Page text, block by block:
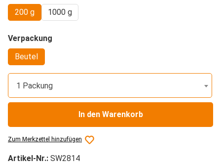
200 g
1000 g
Verpackung
Beutel
1 Packung
In den Warenkorb
Zum Merkzettel hinzufügen
Artikel-Nr.: SW2814